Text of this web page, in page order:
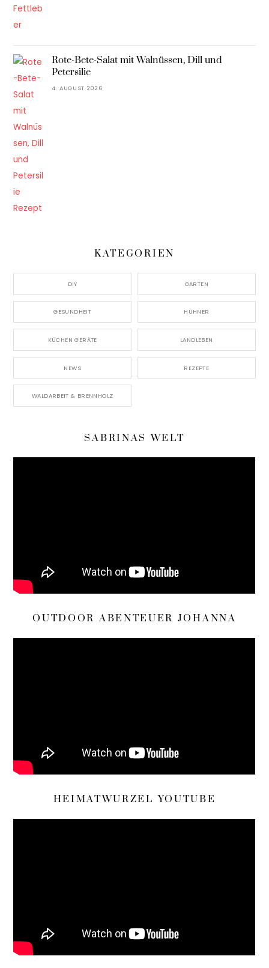
Rote-Bete-Salat mit Walnüssen, Dill und
Petersilie
4. AUGUST 2026
KATEGORIEN
DIY GARTEN
GESUNDHEIT HÜHNER
KÜCHEN GERÄTE LANDLEBEN
NEWS REZEPTE
WALDARBEIT & BRENNHOLZ
SABRINAS WELT
OUTDOOR ABENTEUER JOHANNA
HEIMATWURZEL YOUTUBE